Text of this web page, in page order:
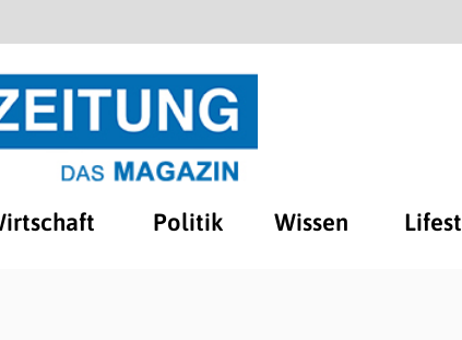
Politik Wissen